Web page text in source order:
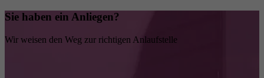
Sie haben ein Anliegen?
Wir weisen den Weg zur richtigen Anlaufstelle